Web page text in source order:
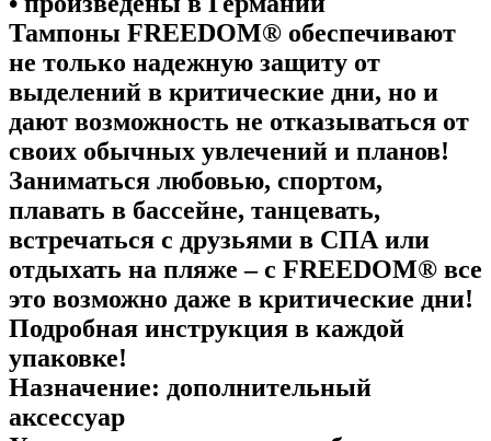
Тампоны FREEDOM® обеспечивают
не только надежную защиту от
выделений в критические дни, но и
дают возможность не отказываться от
своих обычных увлечений и планов!
Заниматься любовью, спортом,
плавать в бассейне, танцевать,
встречаться с друзьями в СПА или
отдыхать на пляже – с FREEDOM® все
это возможно даже в критические дни!
Подробная инструкция в каждой
упаковке!
Назначение: дополнительный
аксессуар